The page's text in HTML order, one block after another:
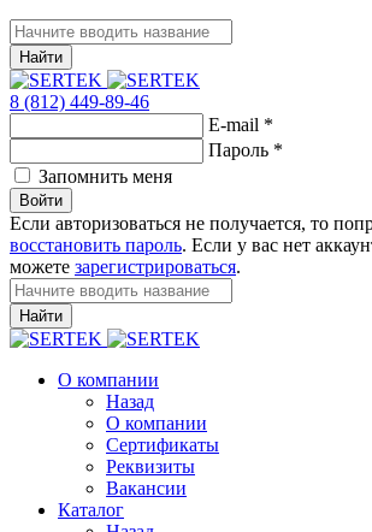
Найти
8 (812) 449-89-46
E-mail *
Пароль *
Запомнить меня
Войти
Если авторизоваться не получается, то
восстановить пароль. Если у вас нет
можете зарегистрироваться.
Найти
О компании
Назад
О компании
Сертификаты
Реквизиты
Вакансии
Каталог